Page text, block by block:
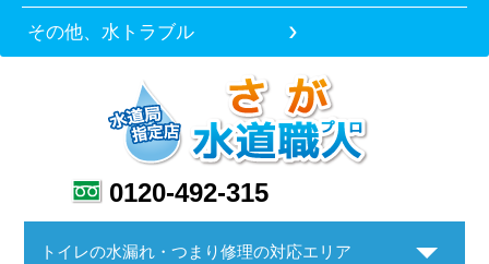
その他、水トラブル
0120-492-315
トイレの水漏れ・つまり修理の対応エリア